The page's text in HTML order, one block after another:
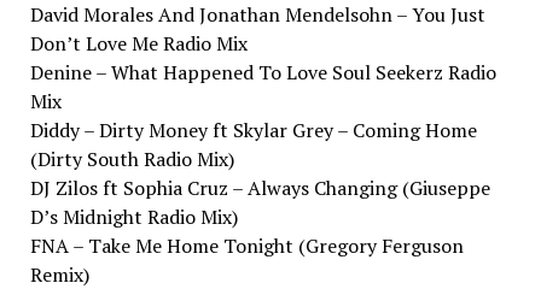
David Morales And Jonathan Mendelsohn – You Just
Don’t Love Me Radio Mix
Denine – What Happened To Love Soul Seekerz Radio
Mix
Diddy – Dirty Money ft Skylar Grey – Coming Home
(Dirty South Radio Mix)
DJ Zilos ft Sophia Cruz – Always Changing (Giuseppe
D’s Midnight Radio Mix)
FNA – Take Me Home Tonight (Gregory Ferguson
Remix)